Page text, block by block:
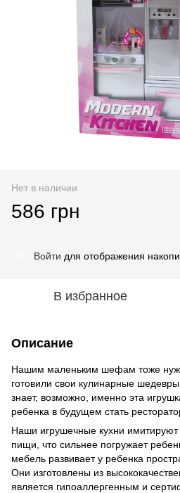
Нет в наличии
586 грн
Войти для отображения
В избранное
Описание
Нашим маленьким шефам тоже
готовили свои кулинарные
знает, возможно, именно эта
ребенка в будущем стать
Наши игрушечные кухни имитируют
пищи, что сильнее погружает
мебель развивает у ребенка
Они изготовлены из
является гипоаллергенным и